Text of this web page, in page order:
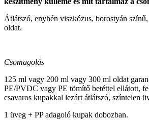
Átlátszó, enyhén viszkózus, borostyán
oldat.
Csomagolás
125 ml vagy 200 ml vagy 300 ml oldat
PE/PVDC vagy PE tömítő betéttel ellátott,
csavaros kupakkal lezárt átlátszó, színtelen
1 üveg + PP adagoló kupak dobozban.